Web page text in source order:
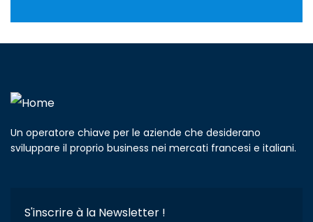
Un operatore chiave per le aziende che desiderano
sviluppare il proprio business nei mercati francesi e italiani.
S'inscrire à la Newsletter !